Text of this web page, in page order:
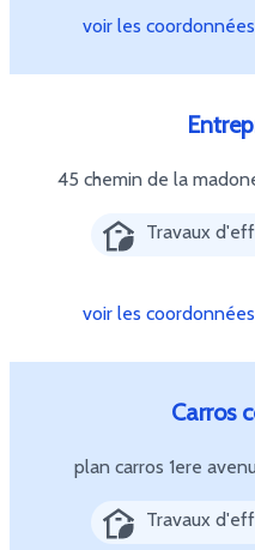
voir les
45 chemin de la
Travaux
voir les
Carros
plan carros 1ere
Travaux